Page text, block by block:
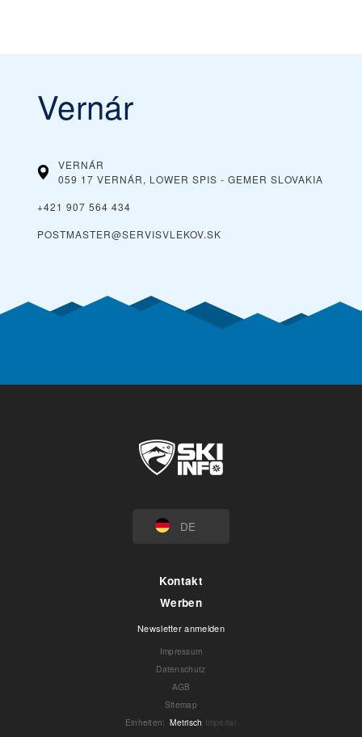
Vernár
VERNÁR
059 17 VERNÁR, LOWER SPIS - GEMER SLOVAKIA
+421 907 564 434
POSTMASTER@SERVISVLEKOV.SK
DE
Kontakt
Werben
Newsletter anmelden
Impressum
Datenschutz
AGB
Sitemap
Einheiten: Metrisch Imperial